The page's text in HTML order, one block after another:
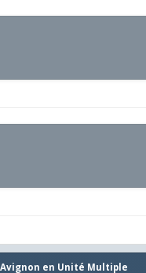
en Unité Multiple